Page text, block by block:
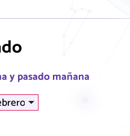
y pasado mañana